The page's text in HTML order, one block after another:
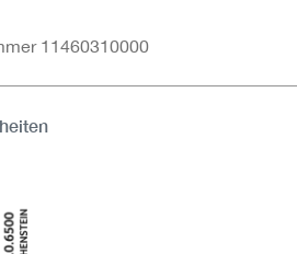
11460310000